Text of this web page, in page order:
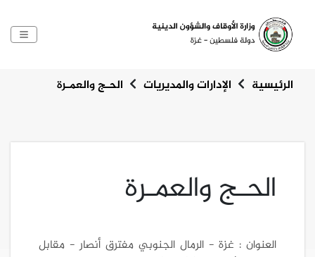
الرئيسية الإدارات والمديريات الحـج والعمـرة
الحـج والعمـرة
العنوان : غزة - الرمال الجنوبي مفترق أنصار - مقابل